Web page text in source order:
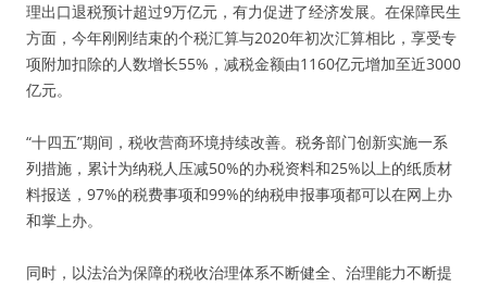
理出口退税预计超过9万亿元，有力促进了经济发展。在保障民生
方面，今年刚刚结束的个税汇算与2020年初次汇算相比，享受专
项附加扣除的人数增长55%，减税金额由1160亿元增加至近3000
亿元。
“十四五”期间，税收营商环境持续改善。税务部门创新实施一系
列措施，累计为纳税人压减50%的办税资料和25%以上的纸质材
料报送，97%的税费事项和99%的纳税申报事项都可以在网上办
和掌上办。
同时，以法治为保障的税收治理体系不断健全、治理能力不断提